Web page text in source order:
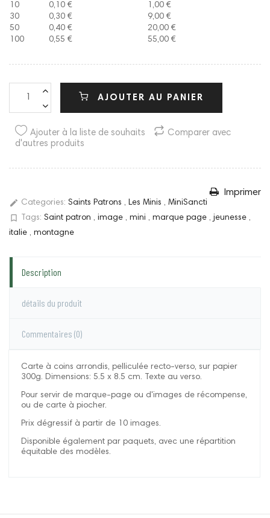
10
0,10 €
1,00 €
30
0,30 €
9,00 €
50
0,40 €
20,00 €
100
0,55 € 55,00 €
AJOUTER AU PANIER
Ajouter à la liste de souhaits
Comparer avec
d'autres produits
Imprimer
edit Categories: Saints Patrons , Les Minis , MiniSancti
bookmark_border Tags: Saint patron , image , mini , marque page , jeunesse ,
italie , montagne
Description
détails du produit
Commentaires (0)
Carte à coins arrondis, pelliculée recto-verso, sur papier
300g. Dimensions: 5.5 x 8.5 cm. Texte au verso.
Pour servir de marque-page ou d'images de récompense,
ou de carte à piocher.
Prix dégressif à partir de 10 images.
Disponible également par paquets, avec une répartition
équitable des modèles.